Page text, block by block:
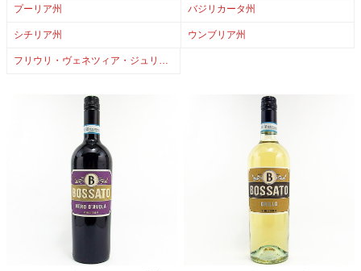
プーリア州 バジリカータ州
シチリア州 ウンブリア州
フリウリ・ヴェネツィア・ジュリア州